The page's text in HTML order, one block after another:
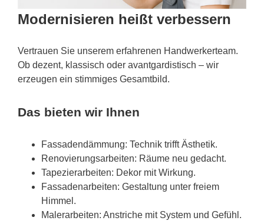
Modernisieren heißt verbessern
Vertrauen Sie unserem erfahrenen Handwerkerteam.
Ob dezent, klassisch oder avantgardistisch – wir
erzeugen ein stimmiges Gesamtbild.
Das bieten wir Ihnen
Fassadendämmung: Technik trifft Ästhetik.
Renovierungsarbeiten: Räume neu gedacht.
Tapezierarbeiten: Dekor mit Wirkung.
Fassadenarbeiten: Gestaltung unter freiem
Himmel.
Malerarbeiten: Anstriche mit System und Gefühl.